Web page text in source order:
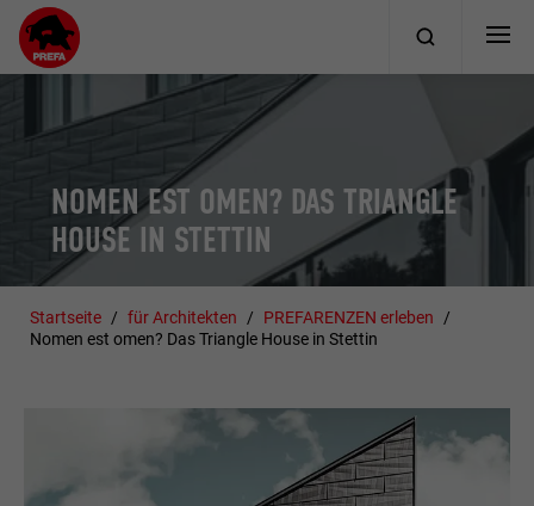
NOMEN EST OMEN? DAS TRIANGLE
HOUSE IN STETTIN
Startseite für Architekten
PREFARENZEN erleben
Nomen est omen? Das Triangle House in Stettin